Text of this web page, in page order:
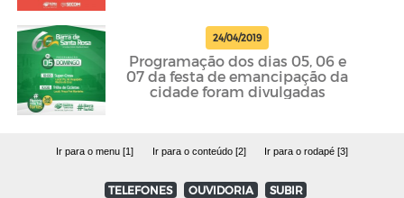
24/04/2019
Programação dos dias 05, 06 e
07 da festa de emancipação da
cidade foram divulgadas
Ir para o menu [1] Ir para o conteúdo [2] Ir para o rodapé [3]
TELEFONES OUVIDORIA SUBIR